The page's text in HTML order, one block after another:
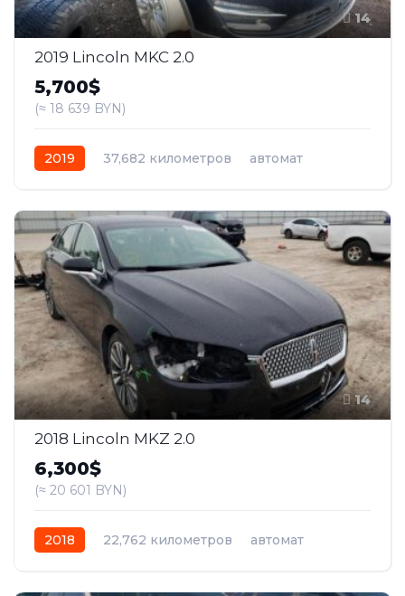
14
2019 Lincoln MKC 2.0
5,700$
(≈ 18 639 BYN)
2019 37,682 километров
автомат
14
2018 Lincoln MKZ 2.0
6,300$
(≈ 20 601 BYN)
2018 22,762 километров
автомат